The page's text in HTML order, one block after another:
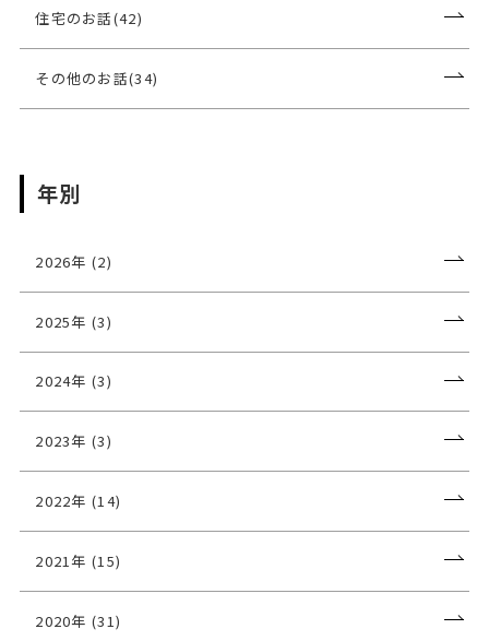
住宅のお話(42)
その他のお話(34)
年別
2026年 (2)
2025年 (3)
2024年 (3)
2023年 (3)
2022年 (14)
2021年 (15)
2020年 (31)